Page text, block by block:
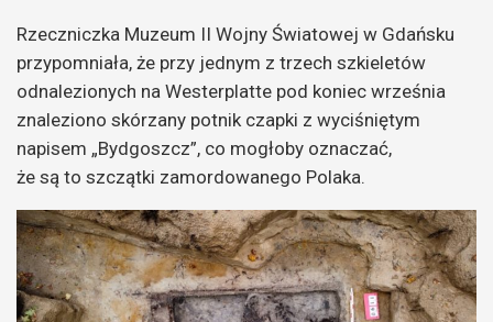
Rzeczniczka Muzeum II Wojny Światowej w Gdańsku
przypomniała, że przy jednym z trzech szkieletów
odnalezionych na Westerplatte pod koniec września
znaleziono skórzany potnik czapki z wyciśniętym
napisem „Bydgoszcz”, co mogłoby oznaczać,
że są to szczątki zamordowanego Polaka.